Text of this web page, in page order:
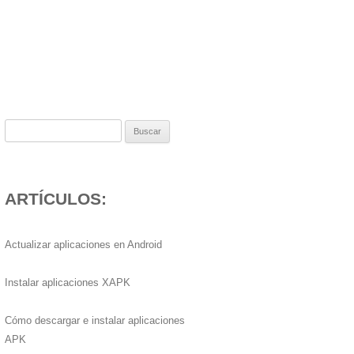
ARTÍCULOS:
Actualizar aplicaciones en Android
Instalar aplicaciones XAPK
Cómo descargar e instalar aplicaciones
APK